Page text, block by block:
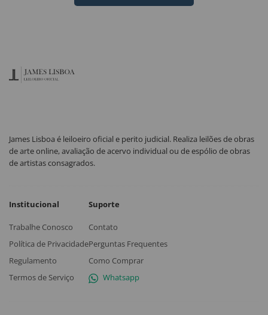
James Lisboa é leiloeiro oficial e perito judicial. Realiza leilões de obras
de arte online, avaliação de acervo individual ou de espólio de obras
de artistas consagrados.
Institucional
Trabalhe Conosco
Política de Privacidade
Regulamento
Termos de Serviço
Suporte
Contato
Perguntas Frequentes
Como Comprar
Whatsapp